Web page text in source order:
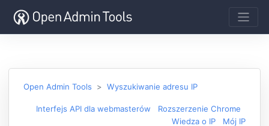
Open Admin Tools Wyszukiwanie adresu IP
Interfejs API dla webmasterów
Rozszerzenie Chrome
Wiedza o IP
Mój IP